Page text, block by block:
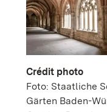
Crédit photo
Foto: Staatliche
Gärten Baden-